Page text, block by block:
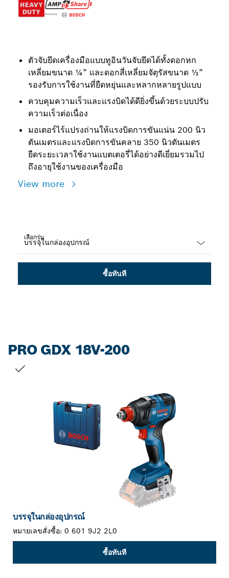
ตัวจับยึดเครื่องมือแบบทูอินวันจับยึดได้ทั้งดอกหก
เหลี่ยมขนาด ¼” และดอกสี่เหลี่ยมจัตุรัสขนาด ½”
รองรับการใช้งานที่ยืดหยุ่นและหลากหลายรูปแบบ
ควบคุมความเร็วและแรงบิดได้ดียิ่งขึ้นด้วยระบบปรับ
ความเร็วต่อเนื่อง
มอเตอร์ไร้แปรงถ่านให้แรงบิดการขันแน่น 200 นิว
ตันเมตรและแรงบิดการขันคลาย 350 นิวตันเมตร
ยืดระยะเวลาใช้งานแบตเตอรี่ได้อย่างดีเยี่ยมรวมไป
ถึงอายุใช้งานของเครื่องมือ
View more
เลือกรุ่น
ซื้อทันที
PRO GDX 18V-200
บรรจุในกล่องอุปกรณ์
หมายเลขสั่งซื้อ: 0 601 9J2 2L0
ซื้อทันที